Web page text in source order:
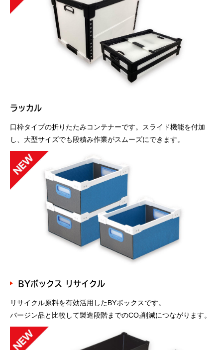
ラッカル
口枠タイプの折りたたみコンテナーです。スライド機能を付加
し、大型サイズでも段積み作業がスムーズにできます。
BYボックス リサイクル
リサイクル原料を有効活用したBYボックスです。
バージン品と比較して製造段階までのCO₂削減につながります。